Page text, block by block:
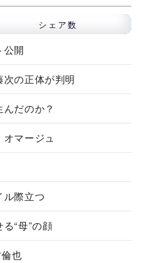
シェア数
公開
次の正体が判明
んだのか？
マージュ
ル際立つ
“母”の顔
也